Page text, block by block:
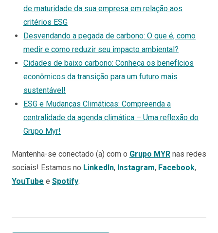
de maturidade da sua empresa em relação aos
critérios ESG
Desvendando a pegada de carbono: O que é, como
medir e como reduzir seu impacto ambiental?
Cidades de baixo carbono: Conheça os benefícios
econômicos da transição para um futuro mais
sustentável!
ESG e Mudanças Climáticas: Compreenda a
centralidade da agenda climática – Uma reflexão do
Grupo Myr!
Mantenha-se conectado (a) com o Grupo MYR nas redes
sociais! Estamos no LinkedIn, Instagram, Facebook,
YouTube e Spotify.